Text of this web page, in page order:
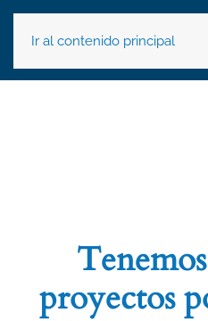
Ir al contenido principal
proyectos